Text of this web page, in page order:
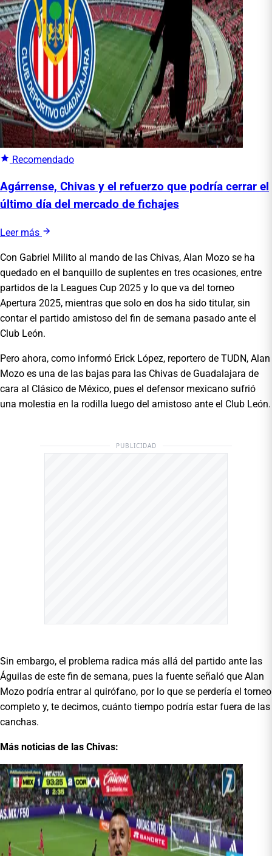
Recomendado
Agárrense, Chivas y el refuerzo que podría cerrar el
último día del mercado de fichajes
Leer más
Con Gabriel Milito al mando de las Chivas, Alan Mozo se ha
quedado en el banquillo de suplentes en tres ocasiones, entre
partidos de la Leagues Cup 2025 y lo que va del torneo
Apertura 2025, mientras que solo en dos ha sido titular, sin
contar el partido amistoso del fin de semana pasado ante el
Club León.
Pero ahora, como informó Erick López, reportero de TUDN, Alan
Mozo es una de las bajas para las Chivas de Guadalajara de
cara al Clásico de México, pues el defensor mexicano sufrió
una molestia en la rodilla luego del amistoso ante el Club León.
PUBLICIDAD
Sin embargo, el problema radica más allá del partido ante las
Águilas de este fin de semana, pues la fuente señaló que Alan
Mozo podría entrar al quirófano, por lo que se perdería el torneo
completo y, te decimos, cuánto tiempo podría estar fuera de las
canchas.
Más noticias de las Chivas: